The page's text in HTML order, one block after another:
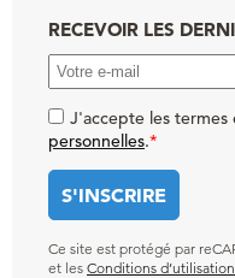
RECEVOIR LES
J'accepte les
personnelles.*
Ce site est protégé par
et les Conditions d’utilisation